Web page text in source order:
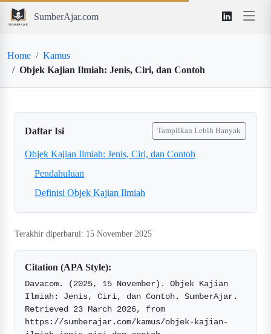
SumberAjar.com
Home
Kamus
Objek Kajian Ilmiah: Jenis, Ciri, dan Contoh
Daftar Isi Tampilkan Lebih Banyak
Objek Kajian Ilmiah: Jenis, Ciri, dan Contoh
Pendahuluan
Definisi Objek Kajian Ilmiah
Terakhir diperbarui: 15 November 2025
Citation (APA Style):
Davacom. (2025, 15 November). Objek Kajian
Ilmiah: Jenis, Ciri, dan Contoh. SumberAjar.
Retrieved 23 March 2026, from
https://sumberajar.com/kamus/objek-kajian-